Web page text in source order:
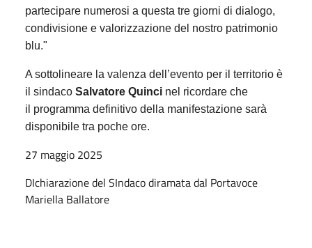
partecipare numerosi a questa tre giorni di dialogo,
condivisione e valorizzazione del nostro patrimonio
blu."
A sottolineare la valenza dell’evento per il territorio è
il sindaco Salvatore Quinci nel ricordare che
il programma definitivo della manifestazione sarà
disponibile tra poche ore.
27 maggio 2025
DIchiarazione del SIndaco diramata dal Portavoce
Mariella Ballatore